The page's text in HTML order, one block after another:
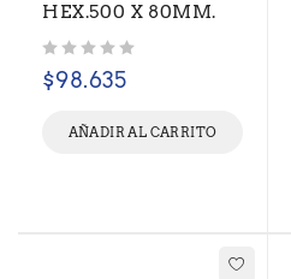
HEX.500 X 80MM.
$98.635
AÑADIR AL CARRITO